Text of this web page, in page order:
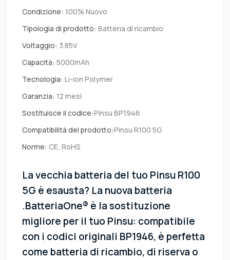
Condizione: 100% Nuovo
Tipologia di prodotto: Batteria di ricambio
Voltaggio: 3.85V
Capacità: 5000mAh
Tecnologia: Li-ion Polymer
Garanzia: 12 mesi
Sostituisce il codice:Pinsu BP1946
Compatibilità del prodotto:Pinsu R100 5G
Norme: CE, RoHS
La vecchia batteria del tuo Pinsu R100
5G è esausta? La nuova batteria
.BatteriaOne® è la sostituzione
migliore per il tuo Pinsu: compatibile
con i codici originali BP1946, è perfetta
come batteria di ricambio, di riserva o